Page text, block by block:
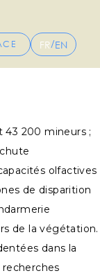
FR/EN
43 200 mineurs ;
olfactives
de disparition
de la végétation.
dans la